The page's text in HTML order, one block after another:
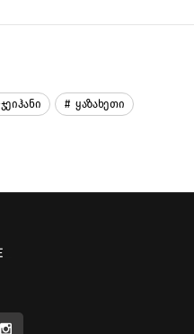
Ყაზახეთი